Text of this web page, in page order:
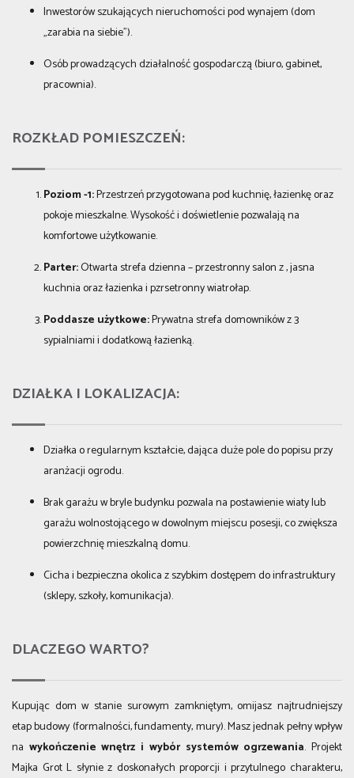
Inwestorów szukających nieruchomości pod wynajem (dom
„zarabia na siebie”).
Osób prowadzących działalność gospodarczą (biuro, gabinet,
pracownia).
ROZKŁAD POMIESZCZEŃ:
Poziom -1:Przestrzeń przygotowana pod kuchnię, łazienkę oraz
pokoje mieszkalne. Wysokość i doświetlenie pozwalają na
komfortowe użytkowanie.
Parter:Otwarta strefa dzienna – przestronny salon z , jasna
kuchnia oraz łazienka i pzrsetronny wiatrołap.
Poddasze użytkowe:Prywatna strefa domowników z 3
sypialniami i dodatkową łazienką.
DZIAŁKA I LOKALIZACJA:
Działka o regularnym kształcie, dająca duże pole do popisu przy
aranżacji ogrodu.
Brak garażu w bryle budynku pozwala na postawienie wiaty lub
garażu wolnostojącego w dowolnym miejscu posesji, co zwiększa
powierzchnię mieszkalną domu.
Cicha i bezpieczna okolica z szybkim dostępem do infrastruktury
(sklepy, szkoły, komunikacja).
DLACZEGO WARTO?
Kupując dom w stanie surowym zamkniętym, omijasz najtrudniejszy
etap budowy (formalności, fundamenty, mury). Masz jednak pełny wpływ
na wykończenie wnętrz i wybór systemów ogrzewania. Projekt
Majka Grot L słynie z doskonałych proporcji i przytulnego charakteru,